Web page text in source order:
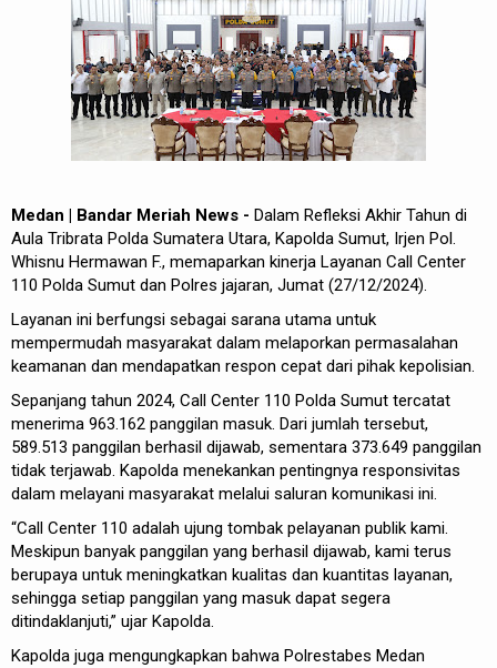
Medan | Bandar Meriah News - Dalam Refleksi Akhir Tahun di
Aula Tribrata Polda Sumatera Utara, Kapolda Sumut, Irjen Pol.
Whisnu Hermawan F., memaparkan kinerja Layanan Call Center
110 Polda Sumut dan Polres jajaran, Jumat (27/12/2024).
Layanan ini berfungsi sebagai sarana utama untuk
mempermudah masyarakat dalam melaporkan permasalahan
keamanan dan mendapatkan respon cepat dari pihak kepolisian.
Sepanjang tahun 2024, Call Center 110 Polda Sumut tercatat
menerima 963.162 panggilan masuk. Dari jumlah tersebut,
589.513 panggilan berhasil dijawab, sementara 373.649 panggilan
tidak terjawab. Kapolda menekankan pentingnya responsivitas
dalam melayani masyarakat melalui saluran komunikasi ini.
“Call Center 110 adalah ujung tombak pelayanan publik kami.
Meskipun banyak panggilan yang berhasil dijawab, kami terus
berupaya untuk meningkatkan kualitas dan kuantitas layanan,
sehingga setiap panggilan yang masuk dapat segera
ditindaklanjuti,” ujar Kapolda.
Kapolda juga mengungkapkan bahwa Polrestabes Medan
REDAKSI